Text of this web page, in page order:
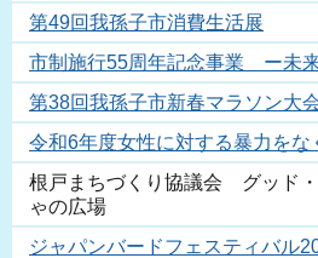
第49回我孫子市消費生活展
市制施行55周年記念事業 ー未
第38回我孫子市新春マラソン大
令和6年度女性に対する暴力をな
根戸まちづくり協議会 グッド
ゃの広場
ジャパンバードフェスティバル